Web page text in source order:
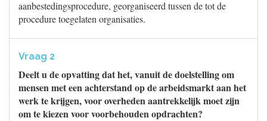
aanbestedingsprocedure, georganiseerd tussen de tot de
procedure toegelaten organisaties.
Vraag 2
Deelt u de opvatting dat het, vanuit de doelstelling om
mensen met een achterstand op de arbeidsmarkt aan het
werk te krijgen, voor overheden aantrekkelijk moet zijn
om te kiezen voor voorbehouden opdrachten?